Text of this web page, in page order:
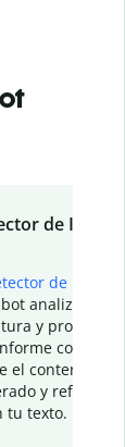
de IA
de IA
analiza tu
y
con
el contenido
y refinado
tu texto.